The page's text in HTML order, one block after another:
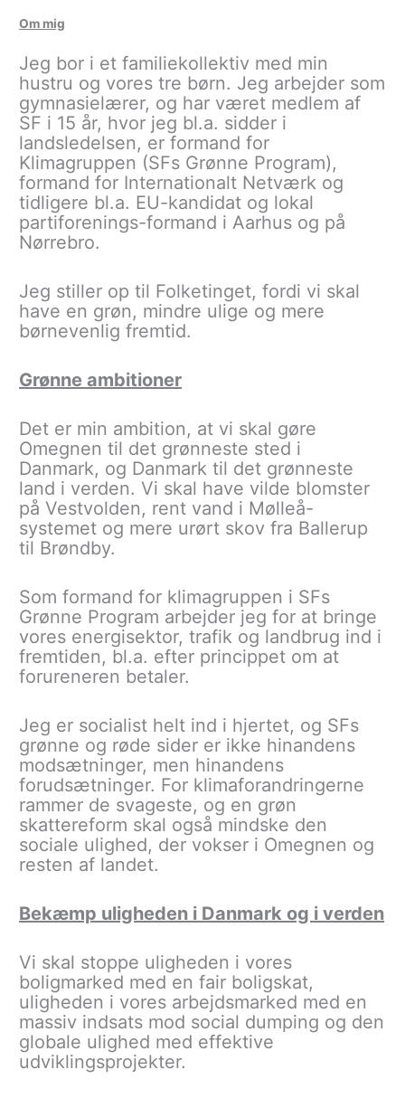
Om mig
Jeg bor i et familiekollektiv med min
hustru og vores tre børn. Jeg arbejder som
gymnasielærer, og har været medlem af
SF i 15 år, hvor jeg bl.a. sidder i
landsledelsen, er formand for
Klimagruppen (SFs Grønne Program),
formand for Internationalt Netværk og
tidligere bl.a. EU-kandidat og lokal
partiforenings-formand i Aarhus og på
Nørrebro.
Jeg stiller op til Folketinget, fordi vi skal
have en grøn, mindre ulige og mere
børnevenlig fremtid.
Grønne ambitioner
Det er min ambition, at vi skal gøre
Omegnen til det grønneste sted i
Danmark, og Danmark til det grønneste
land i verden. Vi skal have vilde blomster
på Vestvolden, rent vand i Mølleå-
systemet og mere urørt skov fra Ballerup
til Brøndby.
Som formand for klimagruppen i SFs
Grønne Program arbejder jeg for at bringe
vores energisektor, trafik og landbrug ind i
fremtiden, bl.a. efter princippet om at
forureneren betaler.
Jeg er socialist helt ind i hjertet, og SFs
grønne og røde sider er ikke hinandens
modsætninger, men hinandens
forudsætninger. For klimaforandringerne
rammer de svageste, og en grøn
skattereform skal også mindske den
sociale ulighed, der vokser i Omegnen og
resten af landet.
Bekæmp uligheden i Danmark og i verden
Vi skal stoppe uligheden i vores
boligmarked med en fair boligskat,
uligheden i vores arbejdsmarked med en
massiv indsats mod social dumping og den
globale ulighed med effektive
udviklingsprojekter.